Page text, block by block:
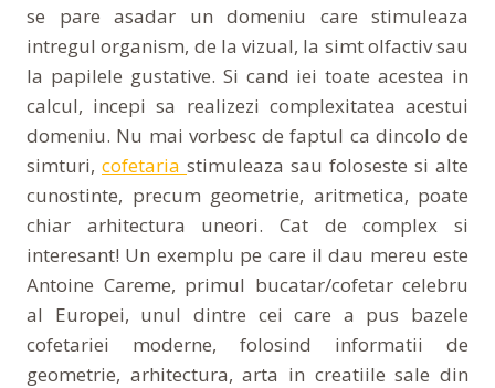
se pare asadar un domeniu care stimuleaza
intregul organism, de la vizual, la simt olfactiv sau
la papilele gustative. Si cand iei toate acestea in
calcul, incepi sa realizezi complexitatea acestui
domeniu. Nu mai vorbesc de faptul ca dincolo de
simturi, cofetaria stimuleaza sau foloseste si alte
cunostinte, precum geometrie, aritmetica, poate
chiar arhitectura uneori. Cat de complex si
interesant! Un exemplu pe care il dau mereu este
Antoine Careme, primul bucatar/cofetar celebru
al Europei, unul dintre cei care a pus bazele
cofetariei moderne, folosind informatii de
geometrie, arhitectura, arta in creatiile sale din